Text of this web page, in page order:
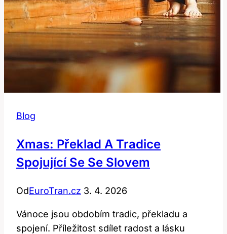
Blog
Xmas: Překlad A Tradice
Spojující Se Se Slovem
OdEuroTran.cz 3. 4. 2026
Vánoce jsou obdobím tradic, překladu a
spojení. Příležitost sdílet radost a lásku